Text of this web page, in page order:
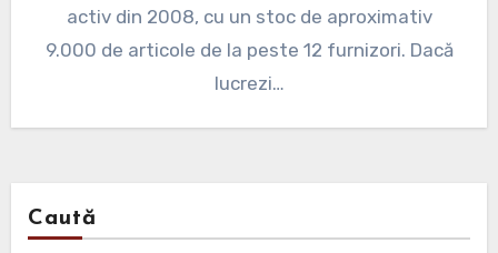
activ din 2008, cu un stoc de aproximativ
9.000 de articole de la peste 12 furnizori. Dacă
lucrezi…
Caută